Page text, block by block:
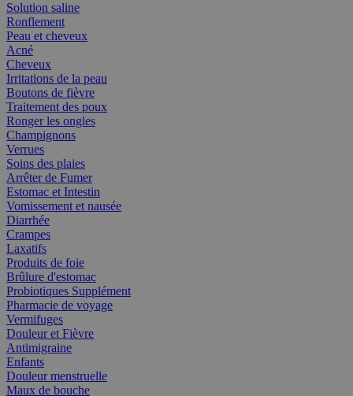
Solution saline
Ronflement
Peau et cheveux
Acné
Cheveux
Irritations de la peau
Boutons de fièvre
Traitement des poux
Ronger les ongles
Champignons
Verrues
Soins des plaies
Arrêter de Fumer
Estomac et Intestin
Vomissement et nausée
Diarrhée
Crampes
Laxatifs
Produits de foie
Brûlure d'estomac
Probiotiques Supplément
Pharmacie de voyage
Vermifuges
Douleur et Fièvre
Antimigraine
Enfants
Douleur menstruelle
Maux de bouche